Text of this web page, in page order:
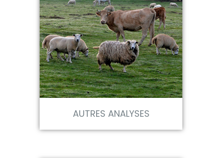
AUTRES ANALYSES